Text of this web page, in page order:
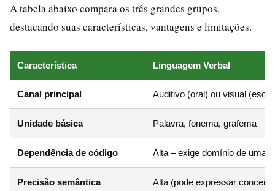
A tabela abaixo compara os três grandes grupos,
destacando suas características, vantagens e limitações.
Característica Linguagem Verbal
Canal principal Auditivo (oral) ou visual
Unidade básica Palavra, fonema, grafema
Dependência de código Alta – exige domínio de uma
Precisão semântica Alta (pode expressar